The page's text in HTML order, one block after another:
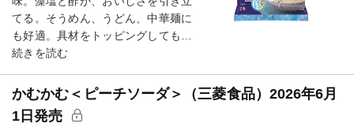
てる。そうめん、うどん、中華麺に
も好適。具材をトッピングしても…
続きを読む
かむかむ＜ピーチソーダ＞（三菱食品）2026年6月
1日発売